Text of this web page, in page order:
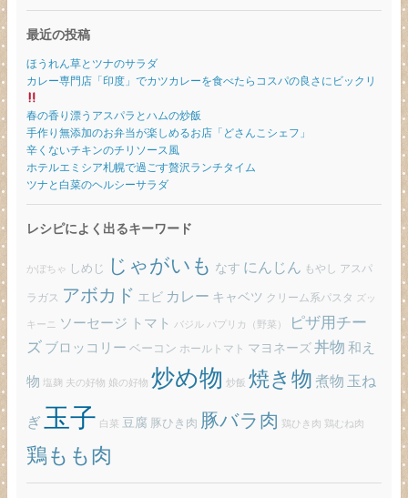
最近の投稿
ほうれん草とツナのサラダ
カレー専門店「印度」でカツカレーを食べたらコスパの良さにビックリ
春の香り漂うアスパラとハムの炒飯
手作り無添加のお弁当が楽しめるお店「どさんこシェフ」
辛くないチキンのチリソース風
ホテルエミシア札幌で過ごす贅沢ランチタイム
ツナと白菜のヘルシーサラダ
レシピによく出るキーワード
かぼちゃ しめじ じゃがいも なす にんじん もやし アスパ
ラガス アボカド エビ カレー キャベツ クリーム系パスタ ズッ
キーニ ソーセージ トマト バジル パプリカ（野菜）
ピザ用チー
ズ ブロッコリー ベーコン ホールトマト マヨネーズ丼物 和え
物 塩麹 夫の好物 娘の好物 炒め物 炒飯 焼き物煮物 玉ね
ぎ 玉子 白菜 豆腐 豚ひき肉 豚バラ肉 鶏ひき肉 鶏むね肉
鶏もも肉